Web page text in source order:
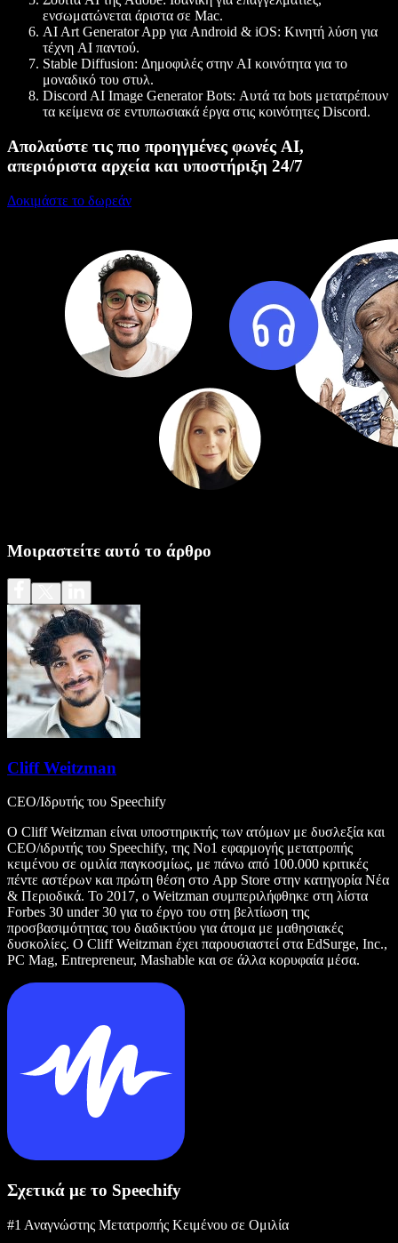
ενσωματώνεται άριστα σε Mac.
AI Art Generator App για Android & iOS: Κινητή λύση για
τέχνη AI παντού.
Stable Diffusion: Δημοφιλές στην AI κοινότητα για το
μοναδικό του στυλ.
Discord AI Image Generator Bots: Αυτά τα bots μετατρέπουν
τα κείμενα σε εντυπωσιακά έργα στις κοινότητες Discord.
Απολαύστε τις πιο προηγμένες φωνές AI,
απεριόριστα αρχεία και υποστήριξη 24/7
Δοκιμάστε το δωρεάν
Μοιραστείτε αυτό το άρθρο
Cliff Weitzman
CEO/Ιδρυτής του Speechify
Ο Cliff Weitzman είναι υποστηρικτής των ατόμων με δυσλεξία και
CEO/ιδρυτής του Speechify, της Νο1 εφαρμογής μετατροπής
κειμένου σε ομιλία παγκοσμίως, με πάνω από 100.000 κριτικές
πέντε αστέρων και πρώτη θέση στο App Store στην κατηγορία Νέα
& Περιοδικά. Το 2017, ο Weitzman συμπεριλήφθηκε στη λίστα
Forbes 30 under 30 για το έργο του στη βελτίωση της
προσβασιμότητας του διαδικτύου για άτομα με μαθησιακές
δυσκολίες. Ο Cliff Weitzman έχει παρουσιαστεί στα EdSurge, Inc.,
PC Mag, Entrepreneur, Mashable και σε άλλα κορυφαία μέσα.
Σχετικά με το Speechify
#1 Αναγνώστης Μετατροπής Κειμένου σε Ομιλία